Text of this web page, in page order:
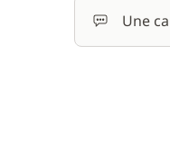
MoteurUne